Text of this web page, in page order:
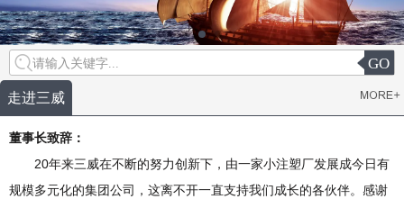
GO
请输入关键字...
走进三威
董事长致辞：
20年来三威在不断的努力创新下，由一家小注塑厂发展成今日有
规模多元化的集团公司，这离不开一直支持我们成长的各伙伴。感谢